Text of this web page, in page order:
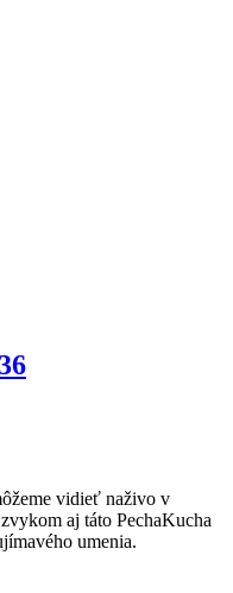
vidieť naživo v
aj táto PechaKucha
umenia.